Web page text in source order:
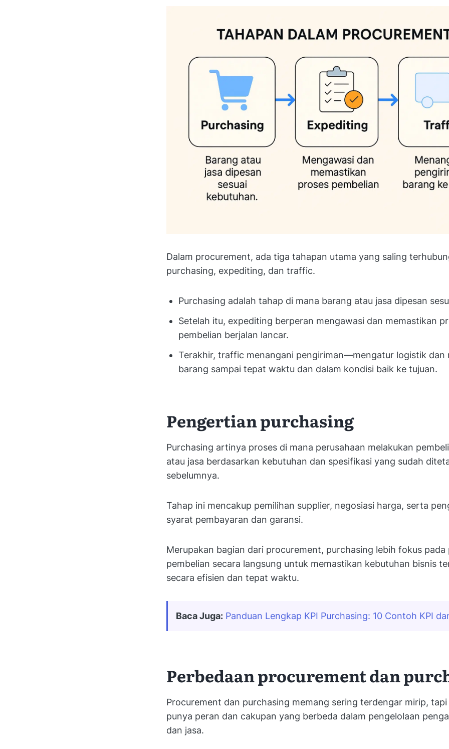
Dalam procurement, ada tiga tahapan utama yang saling
purchasing, expediting, dan traffic.
Purchasing adalah tahap di mana barang atau jasa dipesan
Setelah itu, expediting berperan mengawasi dan memastikan
pembelian berjalan lancar.
Terakhir, traffic menangani pengiriman—mengatur logistik dan
barang sampai tepat waktu dan dalam kondisi baik ke tujuan.
Pengertian purchasing
Purchasing artinya proses di mana perusahaan melakukan
atau jasa berdasarkan kebutuhan dan spesifikasi yang sudah
sebelumnya.
Tahap ini mencakup pemilihan supplier, negosiasi harga, serta
syarat pembayaran dan garansi.
Merupakan bagian dari procurement, purchasing lebih fokus pada
pembelian secara langsung untuk memastikan kebutuhan bisnis
secara efisien dan tepat waktu.
Baca Juga: Panduan Lengkap KPI Purchasing: 10 Contoh KPI
Perbedaan procurement dan
Procurement dan purchasing memang sering terdengar mirip,
punya peran dan cakupan yang berbeda dalam pengelolaan
dan jasa.